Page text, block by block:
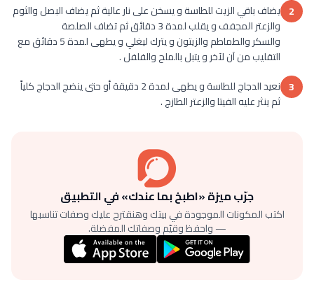
2 يضاف باقي الزيت للطاسة و يسخن على نار عالية ثم يضاف البصل والثوم
والزعتر المجفف و يقلب لمدة 3 دقائق ثم تضاف الصلصة
والسكر والطماطم والزيتون و يترك ليغلي و يطهى لمدة 5 دقائق مع
التقليب من آن لآخر و يتبل بالملح والفلفل .
3
نعيد الدجاج للطاسة و يطهى لمدة 2 دقيقة أو حتى ينضج الدجاج كلياً
ثم ينثر عليه الفيتا والزعتر الطازج .
جرّب ميزة «اطبخ بما عندك» في التطبيق
اكتب المكونات الموجودة في بيتك وهنقترح عليك وصفات تناسبها
— واحفظ وقيّم وصفاتك المفضلة.